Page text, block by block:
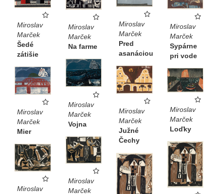
Miroslav
Marček
Šedé
zátišie
Miroslav
Marček
Na farme
Miroslav
Marček
Pred
asanáciou
Miroslav
Marček
Sypárne
pri vode
Miroslav
Marček
Vojna
Miroslav
Marček
Južné
Čechy
Miroslav
Marček
Mier
Miroslav
Marček
Loďky
Miroslav
Marček
Miroslav